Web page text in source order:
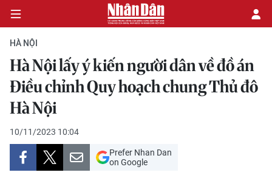
CHÍNH TRỊ
KINH TẾ
VĂN HÓA
XÃ HỘI
HÀ NỘI
Hà Nội lấy ý kiến người dân về đồ án
Điều chỉnh Quy hoạch chung Thủ đô
Hà Nội
10/11/2023 10:04
Prefer Nhan Dan
on Google